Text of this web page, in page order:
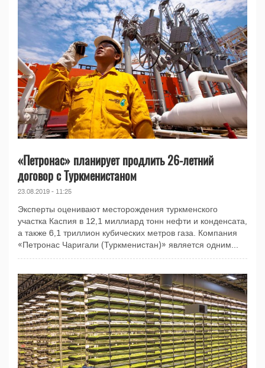
«Петронас» планирует продлить 26-летний
договор с Туркменистаном
23.08.2019 - 11:25
Эксперты оценивают месторождения туркменского
участка Каспия в 12,1 миллиард тонн нефти и конденсата,
а также 6,1 триллион кубических метров газа. Компания
«Петронас Чаригали (Туркменистан)» является одним...